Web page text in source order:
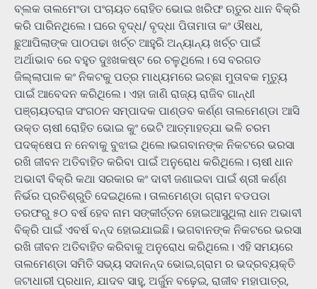
ବ୍ଲକ ତାଲମେଂଡା ପଂଚାୟତ ରୋହିତ ଭୋଇ ଖରିଫ ଋତୁର ଧାନ ବିକ୍ରି
କରି ପାରିନଥିଲେ। ଘରେ ବୃଦ୍ଧ/ ବୃଦ୍ଧା ପିତାମାତା କଂ ଔଷଧ,
ଛୁଆପିଲାଙ୍କ ପାଠପଢା ଖର୍ଚ୍ଚ ଆହୁରି ଅନ୍ୟାନ୍ୟ ଖର୍ଚ୍ଚ ପାଇଁ
ଅର୍ଥାଭାବ ରେ ବହୁତ ଦୁଃଖକଷ୍ଟ ରେ ଚଳୁଥିଲେ। ସେ ବରଗଡ
ଜିଲ୍ଲାପାଳ କଂ ନିକଟକୁ ପତ୍ର ମାଧ୍ୟମରେ ଇଚ୍ଛା ମୁତାବକ ମୃତ୍ୟୁ
ପାଇଁ ଆବେଦନ କରିଥିଲେ। ଏହା ଜାଣି ରାଜ୍ୟ ରାଜିବ ଗାନ୍ଧୀ
ପଞ୍ଚାୟତରାଜ ସଂଗଠନ ସମ୍ପାଦକ ପାଣ୍ଡବ କର୍ଣ୍ଣ ତାଲମେଣ୍ଡା ଆସି
ଉକ୍ତ ଚାଷୀ ରୋହିତ ଭୋଇ କୁଂ ଭେଟି ଆତ୍ମାହତ୍ଯା ଭଳି ଚରମ
ପଦକ୍ଷେପ ନ ନେବାକୁ ବୁଝାଇ ଥିଲେ।ଭଗବାନଙ୍କ ନିକଟରେ ଭରସା
ରଖି ଜୀବନ ଅତିବାହିତ କରିବା ପାଇଁ ଅନୁରୋଧ କରିଥିଲେ। ଚାଷୀ ଧାନ
ଅଭାବୀ ବିକ୍ରି କଥା ସରକାର କଂ ଦାବୀ ଜଣାଇବା ପାଇଁ ଶ୍ରୀ କର୍ଣ୍ଣ
ନିର୍ଭର ପ୍ରତିଶ୍ରୁତି ଦେଇଥିଲେ। ତାଲମେଣ୍ଡା ଗ୍ରାମ ବଡପଡା
ତରଫରୁ ୫୦ ବର୍ଷ ହେବ ନାମ ସଙ୍କୀର୍ତ୍ତନ ହୋଇଆସୁଥିଲା ଧାନ ଅଭାବୀ
ବିକ୍ରି ପାଇଁ ଏବର୍ଷ ବନ୍ଦ ହୋଇଯାଇଛି। ଭଗବାନଙ୍କ ନିକଟରେ ଭରସା
ରଖି ଜୀବନ ଅତିବାହିତ କରିବାକୁ ଅନୁରୋଧ କରିଥିଲେ। ଏହି ସମୟରେ
ତାଲମେଣ୍ଡା ସମିତି ସଭ୍ୟ ସଦାନନ୍ଦ ଭୋଇ,ଗ୍ରାମ ର ଭଦ୍ରବ୍ୟକ୍ତି
ଜଟାଧାରୀ ପ୍ରଧାନ, ଯାଦବ ସାହୁ, ଅର୍ଜୁନ ବଢ଼େଇ, ରାଜୀବ ମହାପାତ୍ର,